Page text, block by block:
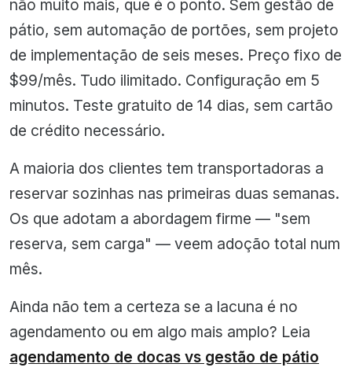
não muito mais, que é o ponto. Sem gestão de
pátio, sem automação de portões, sem projeto
de implementação de seis meses. Preço fixo de
$99/mês. Tudo ilimitado. Configuração em 5
minutos. Teste gratuito de 14 dias, sem cartão
de crédito necessário.
A maioria dos clientes tem transportadoras a
reservar sozinhas nas primeiras duas semanas.
Os que adotam a abordagem firme — "sem
reserva, sem carga" — veem adoção total num
mês.
Ainda não tem a certeza se a lacuna é no
agendamento ou em algo mais amplo? Leia
agendamento de docas vs gestão de pátio